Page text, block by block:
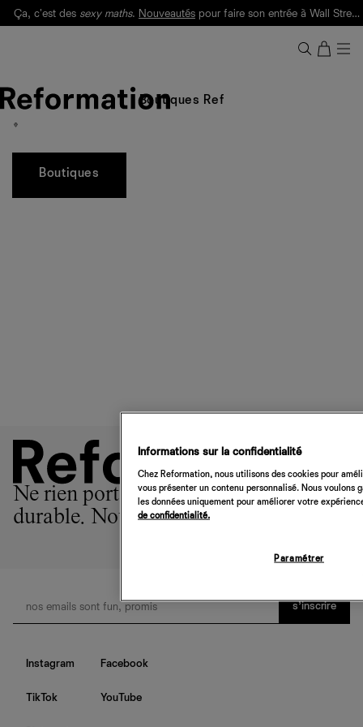
Ça, c'est des sexy maths. Nouveautés pour faire son entrée à Wall Street.
Boutiques Ref
Boutiques
Ne rien porter est l'option la plus
durable. Nous sommes la 2ème.
s’inscrire
Instagram Facebook
TikTok YouTube
Informations sur la confidentialité
Chez Reformation, nous utilisons des cookies pour
vous présenter un contenu personnalisé. Nous
les données uniquement pour améliorer votre
de confidentialité.
Paramétrer